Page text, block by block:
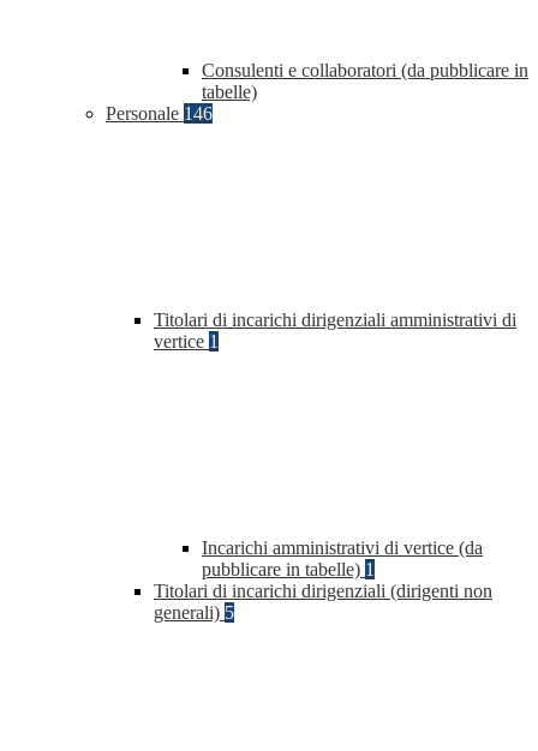
Consulenti e collaboratori (da pubblicare in
tabelle)
Personale 146
Titolari di incarichi dirigenziali amministrativi di
vertice 1
Incarichi amministrativi di vertice (da
pubblicare in tabelle) 1
Titolari di incarichi dirigenziali (dirigenti non
generali) 5